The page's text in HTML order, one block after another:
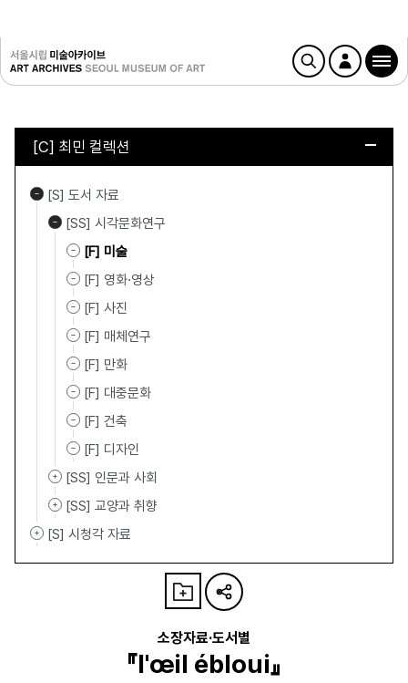
[C] 최민 컬렉션
[S] 도서 자료
[SS] 시각문화연구
[F] 미술
[F] 영화·영상
[F] 사진
[F] 매체연구
[F] 만화
[F] 대중문화
[F] 건축
[F] 디자인
[SS] 인문과 사회
[SS] 교양과 취향
[S] 시청각 자료
소장자료·도서별
『l'œil ébloui』